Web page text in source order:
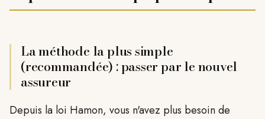
La méthode la plus simple
(recommandée) : passer par le nouvel
assureur
Depuis la loi Hamon, vous n'avez plus besoin de